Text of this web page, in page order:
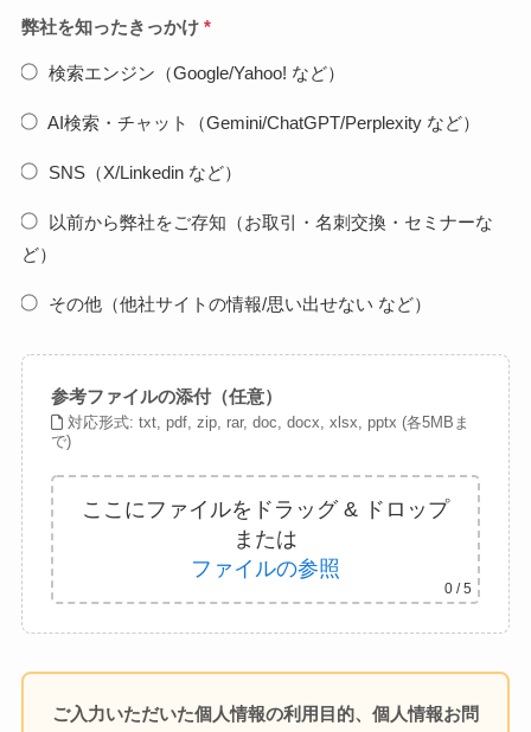
弊社を知ったきっかけ*
検索エンジン（Google/Yahoo! など）
AI検索・チャット（Gemini/ChatGPT/Perplexity など）
SNS（X/Linkedin など）
以前から弊社をご存知（お取引・名刺交換・セミナーな
ど）
その他（他社サイトの情報/思い出せない など）
参考ファイルの添付（任意）
対応形式: txt, pdf, zip, rar, doc, docx, xlsx, pptx (各5MBま
で)
ここにファイルをドラッグ & ドロップ
または
ファイルの参照
0/ 5
ご入力いただいた個人情報の利用目的、個人情報お問